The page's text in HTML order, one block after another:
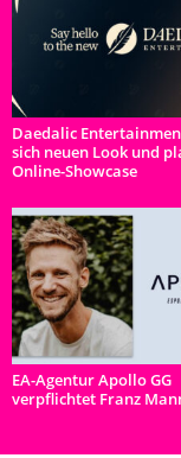
Daedalic
sich neuen Look und
Online-Showcase
EA-Agentur Apollo GG
verpflichtet Franz